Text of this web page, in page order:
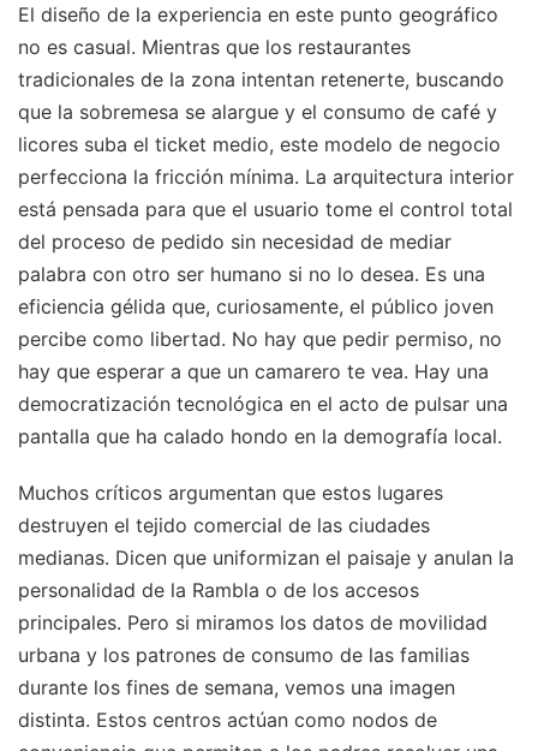
El diseño de la experiencia en este punto geográfico
no es casual. Mientras que los restaurantes
tradicionales de la zona intentan retenerte, buscando
que la sobremesa se alargue y el consumo de café y
licores suba el ticket medio, este modelo de negocio
perfecciona la fricción mínima. La arquitectura interior
está pensada para que el usuario tome el control total
del proceso de pedido sin necesidad de mediar
palabra con otro ser humano si no lo desea. Es una
eficiencia gélida que, curiosamente, el público joven
percibe como libertad. No hay que pedir permiso, no
hay que esperar a que un camarero te vea. Hay una
democratización tecnológica en el acto de pulsar una
pantalla que ha calado hondo en la demografía local.
Muchos críticos argumentan que estos lugares
destruyen el tejido comercial de las ciudades
medianas. Dicen que uniformizan el paisaje y anulan la
personalidad de la Rambla o de los accesos
principales. Pero si miramos los datos de movilidad
urbana y los patrones de consumo de las familias
durante los fines de semana, vemos una imagen
distinta. Estos centros actúan como nodos de